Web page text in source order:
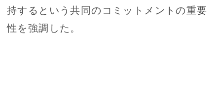
持するという共同のコミットメントの重要
性を強調した。